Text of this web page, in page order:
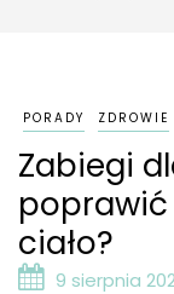
PORADY ZDROWIE
Zabiegi
ciało?
9 sierpnia